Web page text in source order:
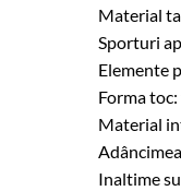
Material
Sporturi
Elemente
Forma
Material
Inaltime